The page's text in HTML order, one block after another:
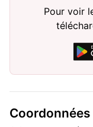
Pour voir
Coordonnées